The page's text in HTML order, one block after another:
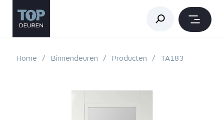
Home Binnendeuren Producten TA183